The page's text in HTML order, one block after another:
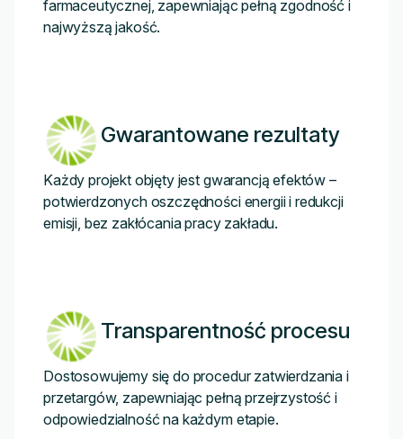
farmaceutycznej, zapewniając pełną zgodność i
najwyższą jakość.
Gwarantowane rezultaty
Każdy projekt objęty jest gwarancją efektów –
potwierdzonych oszczędności energii i redukcji
emisji, bez zakłócania pracy zakładu.
Transparentność procesu
Dostosowujemy się do procedur zatwierdzania i
przetargów, zapewniając pełną przejrzystość i
odpowiedzialność na każdym etapie.